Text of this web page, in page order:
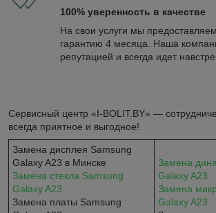
100% уверенность в качестве
На свои услуги мы
гарантию 4 месяца. Наша
репутацией и всегда идет
Сервисный центр «I-BOLIT.BY» —
всегда приятное и выгодное!
Замена дисплея Samsung
Galaxy A23 в Минске
Замена стекла Samsung
Galaxy A23
Замена платы Samsung
Замена
Galaxy A23
Замена
Galaxy A23